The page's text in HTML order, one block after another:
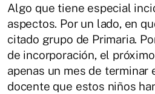
Algo que tiene especial
aspectos. Por un lado, en
citado grupo de Primaria.
de incorporación, el
apenas un mes de terminar
docente que estos niños